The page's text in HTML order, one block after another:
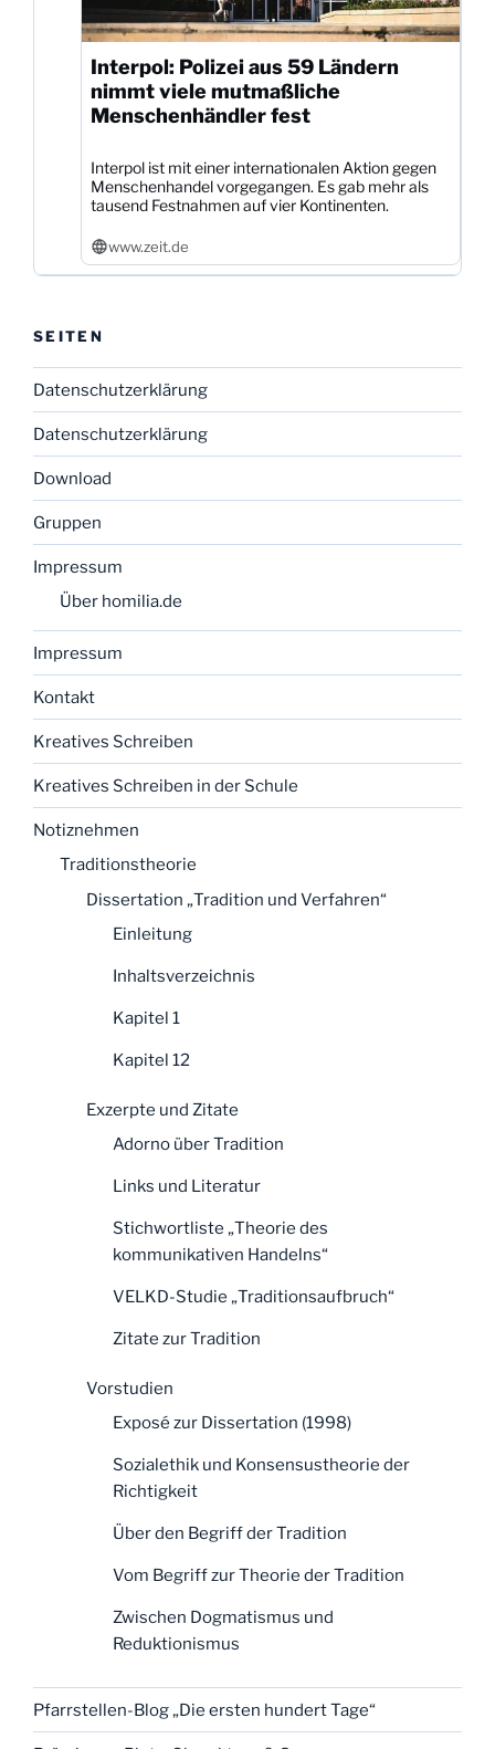
Interpol: Polizei aus 59 Ländern
nimmt viele mutmaßliche
Menschenhändler fest
Interpol ist mit einer internationalen Aktion gegen
Menschenhandel vorgegangen. Es gab mehr als
tausend Festnahmen auf vier Kontinenten.
www.zeit.de
SEITEN
Datenschutzerklärung
Datenschutzerklärung
Download
Gruppen
Impressum
Über homilia.de
Impressum
Kontakt
Kreatives Schreiben
Kreatives Schreiben in der Schule
Notiznehmen
Traditionstheorie
Dissertation „Tradition und Verfahren“
Einleitung
Inhaltsverzeichnis
Kapitel 1
Kapitel 12
Exzerpte und Zitate
Adorno über Tradition
Links und Literatur
Stichwortliste „Theorie des
kommunikativen Handelns“
VELKD-Studie „Traditionsaufbruch“
Zitate zur Tradition
Vorstudien
Exposé zur Dissertation (1998)
Sozialethik und Konsensustheorie der
Richtigkeit
Über den Begriff der Tradition
Vom Begriff zur Theorie der Tradition
Zwischen Dogmatismus und
Reduktionismus
Pfarrstellen-Blog „Die ersten hundert Tage“